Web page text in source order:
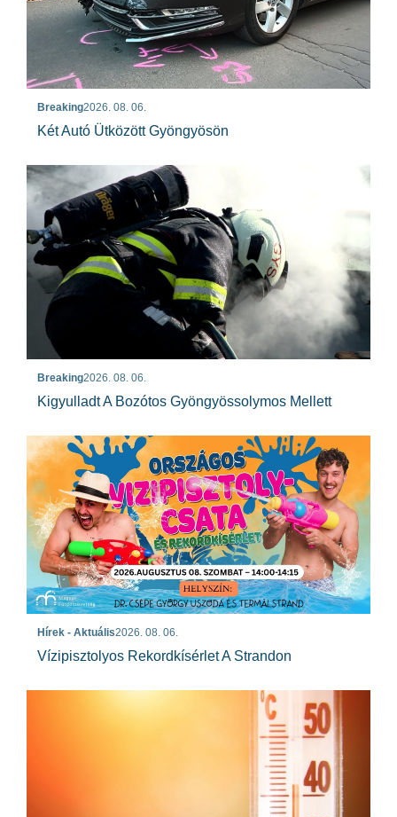
Breaking2026. 08. 06.
Két Autó Ütközött Gyöngyösön
Breaking2026. 08. 06.
Kigyulladt A Bozótos Gyöngyössolymos Mellett
Hírek - Aktuális2026. 08. 06.
Vízipisztolyos Rekordkísérlet A Strandon